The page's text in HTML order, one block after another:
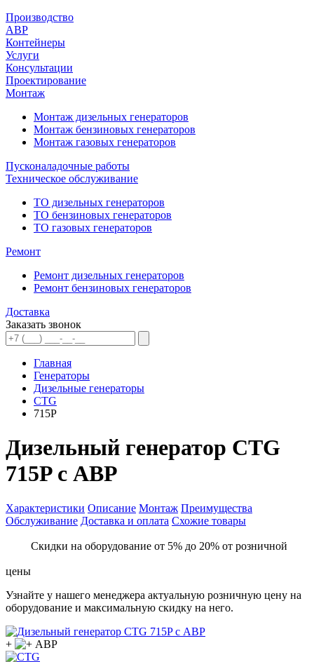
Производство
АВР
Контейнеры
Услуги
Консультации
Проектирование
Монтаж
Монтаж дизельных генераторов
Монтаж бензиновых генераторов
Монтаж газовых генераторов
Пусконаладочные работы
Техническое обслуживание
ТО дизельных генераторов
ТО бензиновых генераторов
ТО газовых генераторов
Ремонт
Ремонт дизельных генераторов
Ремонт бензиновых генераторов
Доставка
Заказать звонок
Главная
Генераторы
Дизельные генераторы
CTG
715P
Дизельный генератор CTG
715P с АВР
Характеристики Описание Монтаж Преимущества
Обслуживание Доставка и оплата Схожие товары
Скидки на оборудование от 5% до 20% от розничной
цены
Узнайте у нашего менеджера актуальную розничную цену на
оборудование и максимальную скидку на него.
+